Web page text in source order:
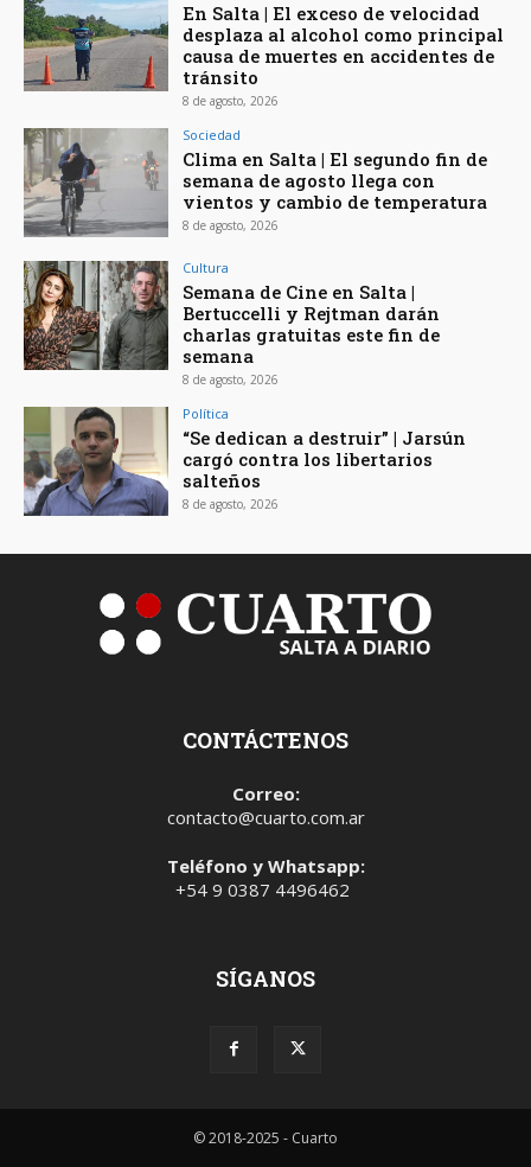
En Salta | El exceso de velocidad
desplaza al alcohol como principal
causa de muertes en accidentes de
tránsito
8 de agosto, 2026
Sociedad
Clima en Salta | El segundo fin de
semana de agosto llega con
vientos y cambio de temperatura
8 de agosto, 2026
Cultura
Semana de Cine en Salta |
Bertuccelli y Rejtman darán
charlas gratuitas este fin de
semana
8 de agosto, 2026
Política
“Se dedican a destruir” | Jarsún
cargó contra los libertarios
salteños
8 de agosto, 2026
CONTÁCTENOS
Correo:
contacto@cuarto.com.ar
Teléfono y Whatsapp:
+54 9 0387 4496462
SÍGANOS
© 2018-2025 - Cuarto